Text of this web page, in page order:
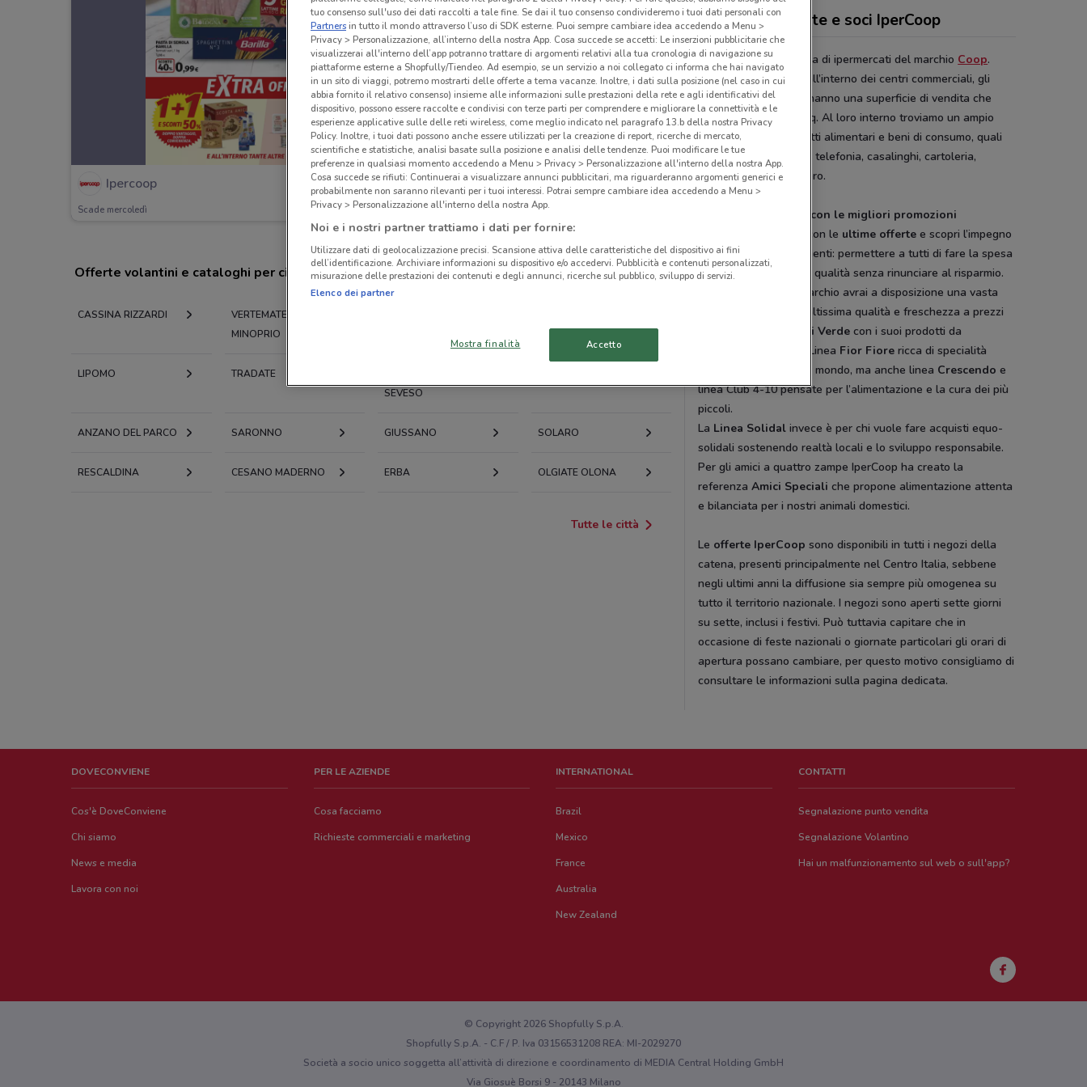
Ipercoop
Scade mercoledì
Offerte volantini e cataloghi per città nelle vicinanze
CASSINA RIZZARDI
VERTEMATE CON
MINOPRIO
LIPOMO TRADATE
SEVESO
ANZANO DEL PARCO SARONNO GIUSSANO SOLARO
RESCALDINA CESANO MADERNO ERBA OLGIATE OLONA
Tutte le città
Volantino, offerte e soci IperCoop
IperCoopè un’insegna di ipermercati del marchio Coop.
Situati molto spesso all’interno dei centri commerciali, gli
ipermercati IperCoop hanno una superficie di vendita che
arriva fino a 15.000 mq. Al loro interno troviamo un ampio
assortimento di prodotti alimentari e beni di consumo, quali
prodotti di elettronica, telefonia, casalinghi, cartoleria,
bricolage e tempo libero.
Volantino IperCoop con le migliori promozioni
con le ultime offerte e scopri l’impegno
di Coop verso i suoi clienti: permettere a tutti di fare la spesa
comprando prodotti di qualità senza rinunciare al risparmio.
Se scegli le linee a marchio avrai a disposizione una vasta
gamma di prodotti di altissima qualità e freschezza a prezzi
Vivi Verde con i suoi prodotti da
agricoltura biologica, Linea Fior Fiore ricca di specialità
culinarie italiane e del mondo, ma anche linea Crescendo e
linea Club 4-10 pensate per l’alimentazione e la cura dei più
piccoli.
La Linea Solidalinvece è per chi vuole fare acquisti equo-
solidali sostenendo realtà locali e lo sviluppo responsabile.
Per gli amici a quattro zampe IperCoop ha creato la
referenzaAmici Speciali che propone alimentazione attenta
e bilanciata per i nostri animali domestici.
Le offerte IperCoop sono disponibili in tutti i negozi della
catena, presenti principalmente nel Centro Italia, sebbene
negli ultimi anni la diffusione sia sempre più omogenea su
tutto il territorio nazionale. I negozi sono aperti sette giorni
su sette, inclusi i festivi. Può tuttavia capitare che in
occasione di feste nazionali o giornate particolari gli orari di
apertura possano cambiare, per questo motivo consigliamo di
consultare le informazioni sulla pagina dedicata.
DOVECONVIENE
Cos'è DoveConviene
Chi siamo
News e media
Lavora con noi
PER LE AZIENDE
Cosa facciamo
Richieste commerciali e marketing
INTERNATIONAL
Brazil
Mexico
France
Australia
New Zealand
CONTATTI
Segnalazione punto vendita
Segnalazione Volantino
Hai un malfunzionamento sul web o sull'app?
© Copyright 2026 Shopfully S.p.A.
Shopfully S.p.A. - C.F / P. Iva 03156531208 REA: MI-2029270
Società a socio unico soggetta all’attività di direzione e coordinamento di MEDIA Central Holding GmbH
Via Giosuè Borsi 9 - 20143 Milano
tuo consenso sull'uso dei dati raccolti a tale fine. Se dai il tuo consenso condivideremo i tuoi dati personali con
Partnersin tutto il mondo attraverso l’uso di SDK esterne. Puoi sempre cambiare idea accedendo a Menu >
Privacy > Personalizzazione, all’interno della nostra App. Cosa succede se accetti: Le inserzioni pubblicitarie che
visualizzerai all'interno dell’app potranno trattare di argomenti relativi alla tua cronologia di navigazione su
piattaforme esterne a Shopfully/Tiendeo. Ad esempio, se un servizio a noi collegato ci informa che hai navigato
in un sito di viaggi, potremo mostrarti delle offerte a tema vacanze. Inoltre, i dati sulla posizione (nel caso in cui
abbia fornito il relativo consenso) insieme alle informazioni sulle prestazioni della rete e agli identificativi del
dispositivo, possono essere raccolte e condivisi con terze parti per comprendere e migliorare la connettività e le
esperienze applicative sulle delle reti wireless, come meglio indicato nel paragrafo 13.b della nostra Privacy
Policy. Inoltre, i tuoi dati possono anche essere utilizzati per la creazione di report, ricerche di mercato,
scientifiche e statistiche, analisi basate sulla posizione e analisi delle tendenze. Puoi modificare le tue
preferenze in qualsiasi momento accedendo a Menu > Privacy > Personalizzazione all'interno della nostra App.
Cosa succede se rifiuti: Continuerai a visualizzare annunci pubblicitari, ma riguarderanno argomenti generici e
probabilmente non saranno rilevanti per i tuoi interessi. Potrai sempre cambiare idea accedendo a Menu >
Privacy > Personalizzazione all'interno della nostra App.
Noi e i nostri partner trattiamo i dati per fornire:
Utilizzare dati di geolocalizzazione precisi. Scansione attiva delle caratteristiche del dispositivo ai fini
dell’identificazione. Archiviare informazioni su dispositivo e/o accedervi. Pubblicità e contenuti personalizzati,
misurazione delle prestazioni dei contenuti e degli annunci, ricerche sul pubblico, sviluppo di servizi.
Elenco dei partner
Mostra finalità Accetto